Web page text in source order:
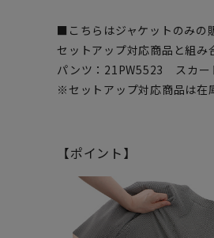
■こちらはジャケットのみの
セットアップ対応商品と組み
パンツ：21PW5523 スカー
※セットアップ対応商品は在
【ポイント】